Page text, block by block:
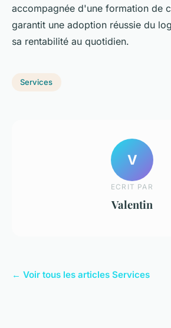
accompagnée d'une formation de
garantit une adoption réussie du
sa rentabilité au quotidien.
Services
V
ECRIT PAR
Valentin
← Voir tous les articles Services